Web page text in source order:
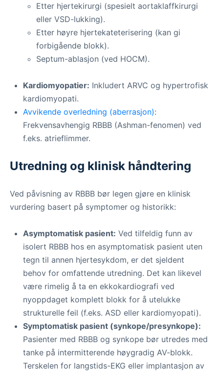
Etter hjertekirurgi (spesielt aortaklaffkirurgi
eller VSD-lukking).
Etter høyre hjertekateterisering (kan gi
forbigående blokk).
Septum-ablasjon (ved HOCM).
Kardiomyopatier: Inkludert ARVC og hypertrofisk
kardiomyopati.
Avvikende overledning (aberrasjon):
Frekvensavhengig RBBB (Ashman-fenomen) ved
f.eks. atrieflimmer.
Utredning og klinisk håndtering
Ved påvisning av RBBB bør legen gjøre en klinisk
vurdering basert på symptomer og historikk:
Asymptomatisk pasient: Ved tilfeldig funn av
isolert RBBB hos en asymptomatisk pasient uten
tegn til annen hjertesykdom, er det sjeldent
behov for omfattende utredning. Det kan likevel
være rimelig å ta en ekkokardiografi ved
nyoppdaget komplett blokk for å utelukke
strukturelle feil (f.eks. ASD eller kardiomyopati).
Symptomatisk pasient (synkope/presynkope):
Pasienter med RBBB og synkope bør utredes med
tanke på intermitterende høygradig AV-blokk.
Terskelen for langstids-EKG eller implantasjon av